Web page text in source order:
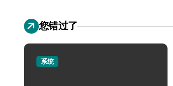
您错过了
系统